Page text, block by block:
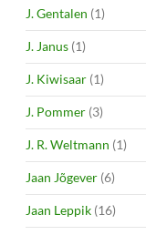
J. Gentalen (1)
J. Janus (1)
J. Kiwisaar (1)
J. Pommer (3)
J. R. Weltmann (1)
Jaan Jõgever (6)
Jaan Leppik (16)